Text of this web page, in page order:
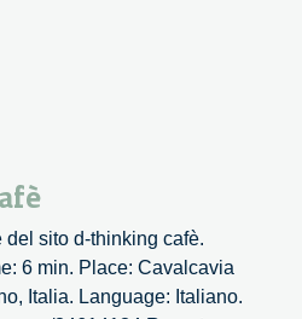
del sito d-thinking cafè.
6 min. Place: Cavalcavia
Italia. Language: Italiano.